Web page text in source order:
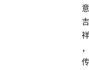
意
吉
祥
，
传